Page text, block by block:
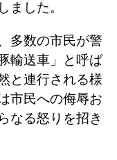
した。
多数の市民が警
輸送車」と呼ば
と連行される様
市民への侮辱お
なる怒りを招き